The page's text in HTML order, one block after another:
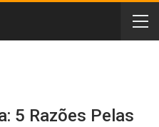
5 Razões Pelas